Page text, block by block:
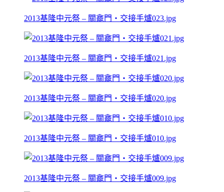
2013基隆中元祭 – 關龕門‧交接手爐023.jpg
2013基隆中元祭 – 關龕門‧交接手爐021.jpg
2013基隆中元祭 – 關龕門‧交接手爐020.jpg
2013基隆中元祭 – 關龕門‧交接手爐010.jpg
2013基隆中元祭 – 關龕門‧交接手爐009.jpg